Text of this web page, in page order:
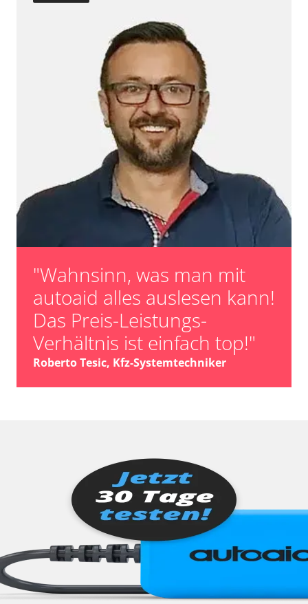
Zurücksetzen der AGR Adaptionswerte
Verfügbarkeit abhängig von Modell, Motorisierung, Ausstattung
"Wahnsinn, was man mit
autoaid alles auslesen kann!
Das Preis-Leistungs-
Verhältnis ist einfach top!"
Roberto Tesic, Kfz-Systemtechniker